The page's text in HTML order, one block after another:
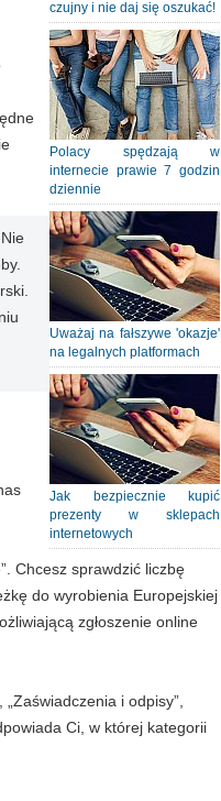
czujny i nie daj się oszukać!
Polacy spędzają w
internecie prawie 7 godzin
dziennie
Uważaj na fałszywe 'okazje'
na legalnych platformach
Jak bezpiecznie kupić
prezenty w sklepach
internetowych
Chcesz sprawdzić liczbę
do wyrobienia Europejskiej
zgłoszenie online
i odpisy”,
Ci, w której kategorii